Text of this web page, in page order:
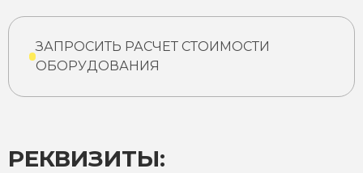
ЗАПРОСИТЬ РАСЧЕТ СТОИМОСТИ
ОБОРУДОВАНИЯ
РЕКВИЗИТЫ: